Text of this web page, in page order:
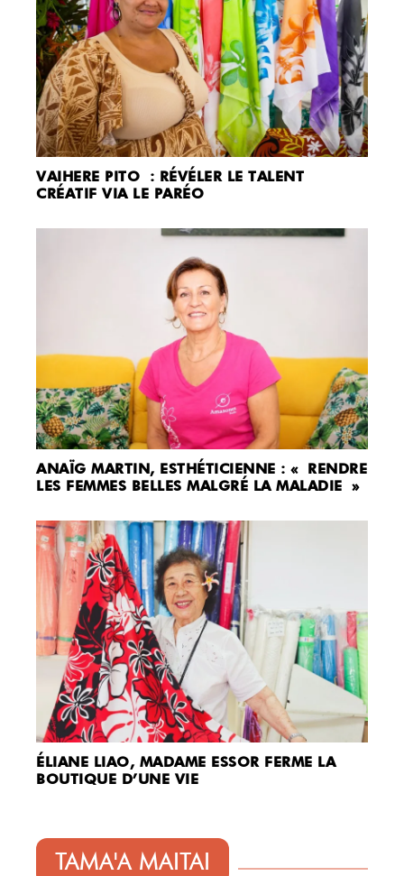
VAIHERE PITO : RÉVÉLER LE TALENT
CRÉATIF VIA LE PARÉO
ANAÏG MARTIN, ESTHÉTICIENNE : « RENDRE
LES FEMMES BELLES MALGRÉ LA MALADIE »
ÉLIANE LIAO, MADAME ESSOR FERME LA
BOUTIQUE D’UNE VIE
TAMA'A MAITAI